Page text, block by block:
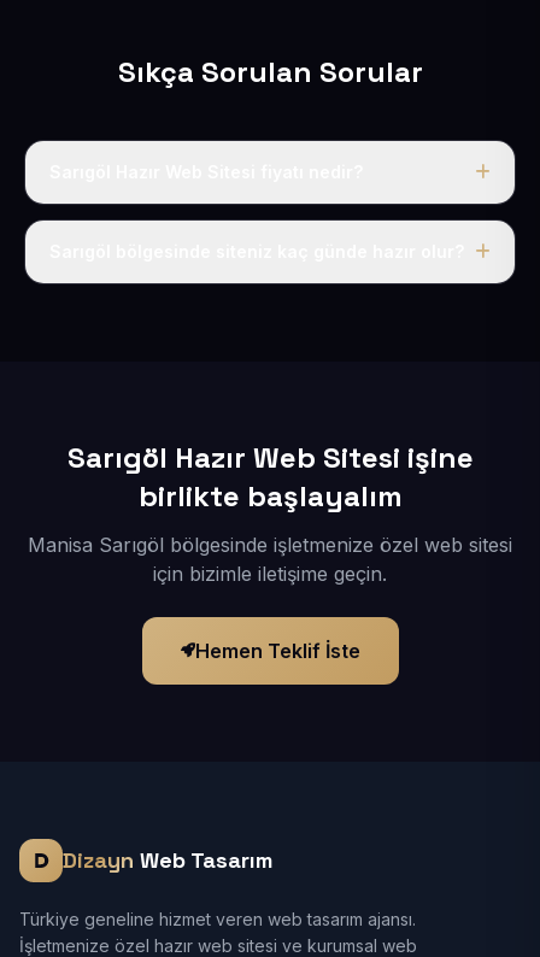
Sıkça Sorulan Sorular
Tek fiyat uygulanır: yıllık 50 USD + KDV. Bu bedele alan
Sarıgöl Hazır Web Sitesi işine
birlikte başlayalım
Manisa Sarıgöl bölgesinde işletmenize özel web sitesi
için bizimle iletişime geçin.
Hemen Teklif İste
Dizayn Web Tasarım
Türkiye geneline hizmet veren web tasarım ajansı.
İşletmenize özel hazır web sitesi ve kurumsal web